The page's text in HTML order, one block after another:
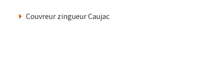
Couvreur zingueur Caujac